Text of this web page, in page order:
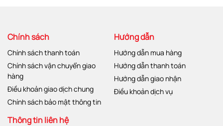
Chính sách
Chính sách thanh toán
Chính sách vận chuyển giao
hàng
Điều khoản giao dịch chung
Chính sách bảo mật thông tin
Hướng dẫn
Hướng dẫn mua hàng
Hướng dẫn thanh toán
Hướng dẫn giao nhận
Điều khoản dịch vụ
Thông tin liên hệ